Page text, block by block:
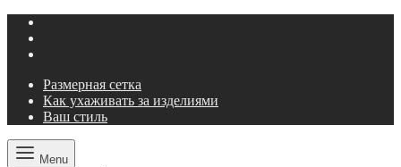
Размерная сетка
Как ухаживать за изделиями
Ваш стиль
Menu